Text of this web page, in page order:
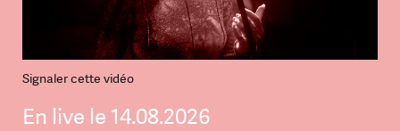
Signaler cette vidéo
En live le 14.08.2026